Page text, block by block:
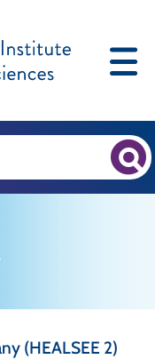
(HEALSEE 2)